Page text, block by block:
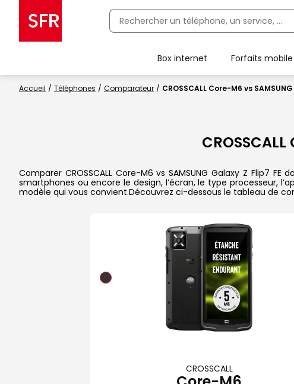
Box internet Forfaits mobile
Accueil Téléphones Comparateur CROSSCALL Core-M6 vs
Comparer CROSSCALL Core-M6 vs SAMSUNG Galaxy Z Flip7
smartphones ou encore le design, l’écran, le type processeur,
modèle qui vous convient.Découvrez ci-dessous le tableau de
CROSSCALL